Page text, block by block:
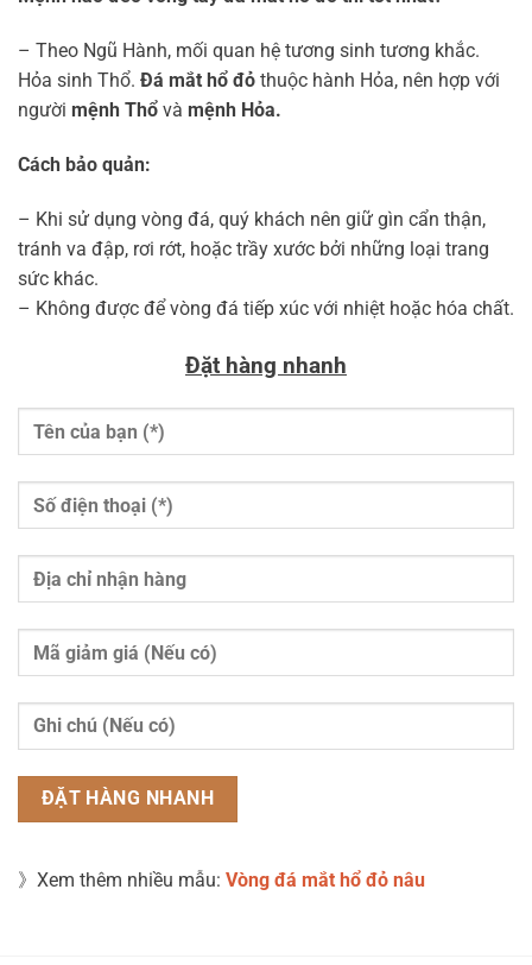
– Theo Ngũ Hành, mối quan hệ tương sinh tương khắc.
Hỏa sinh Thổ. Đá mắt hổ đỏ thuộc hành Hỏa, nên hợp với
người mệnh Thổ và mệnh Hỏa.
Cách bảo quản:
– Khi sử dụng vòng đá, quý khách nên giữ gìn cẩn thận,
tránh va đập, rơi rớt, hoặc trầy xước bởi những loại trang
sức khác.
– Không được để vòng đá tiếp xúc với nhiệt hoặc hóa chất.
Đặt hàng nhanh
》Xem thêm nhiều mẫu: Vòng đá mắt hổ đỏ nâu